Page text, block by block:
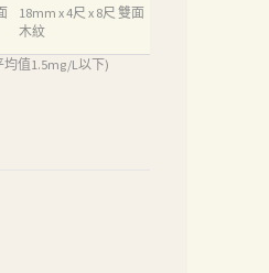
18mm x 4尺 x 8尺 雙面
木紋
均值1.5mg/L以下)